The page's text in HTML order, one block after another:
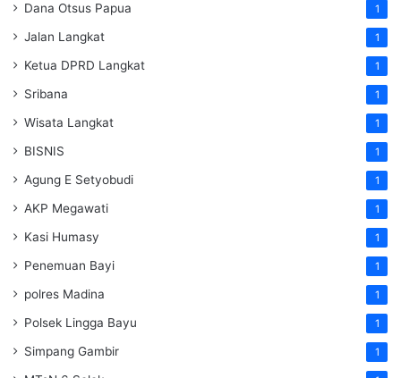
Dana Otsus Papua 1
Jalan Langkat 1
Ketua DPRD Langkat 1
Sribana 1
Wisata Langkat 1
BISNIS 1
Agung E Setyobudi 1
AKP Megawati 1
Kasi Humasy 1
Penemuan Bayi 1
polres Madina 1
Polsek Lingga Bayu 1
Simpang Gambir 1